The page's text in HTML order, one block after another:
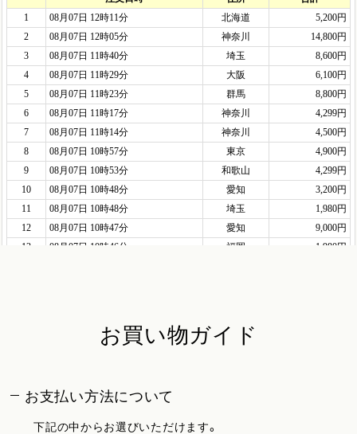
お買い物ガイド
お支払い方法について
下記の中からお選びいただけます。